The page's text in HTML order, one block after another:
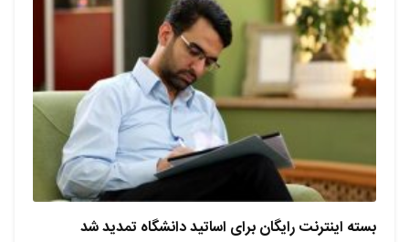
بسته اینترنت رایگان برای اساتید دانشگاه تمدید شد